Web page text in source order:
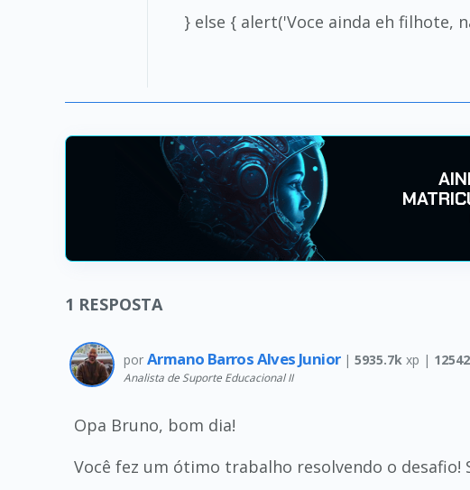
} else { alert('Voce ainda eh filhote,
1 RESPOSTA
por Armano Barros Alves Junior | 5935.7k xp | 12542
Analista de Suporte Educacional II
Opa Bruno, bom dia!
Você fez um ótimo trabalho resolvendo o